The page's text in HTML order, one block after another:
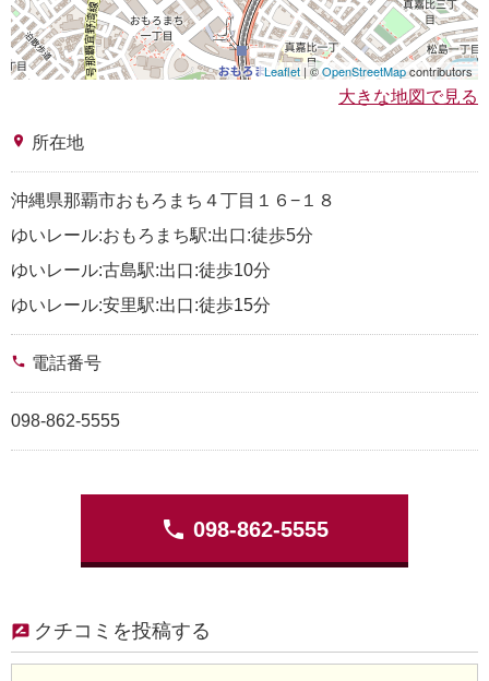
Leaflet | ©OpenStreetMapcontributors
大きな地図で見る
place 所在地
沖縄県那覇市おもろまち４丁目１６−１８
ゆいレール:おもろまち駅:出口:徒歩5分
ゆいレール:古島駅:出口:徒歩10分
ゆいレール:安里駅:出口:徒歩15分
phone 電話番号
098-862-5555
phone 098-862-5555
クチコミを投稿する